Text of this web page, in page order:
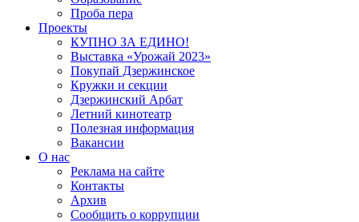
Проба пера
Проекты
КУПНО ЗА ЕДИНО!
Выставка «Урожай 2023»
Покупай Дзержинское
Кружки и секции
Дзержинский Арбат
Летний кинотеатр
Полезная информация
Вакансии
О нас
Реклама на сайте
Контакты
Архив
Сообщить о коррупции